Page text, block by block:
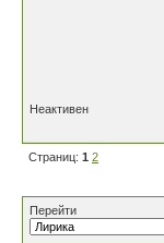
Неактивен
Страниц: 1 2
Перейти